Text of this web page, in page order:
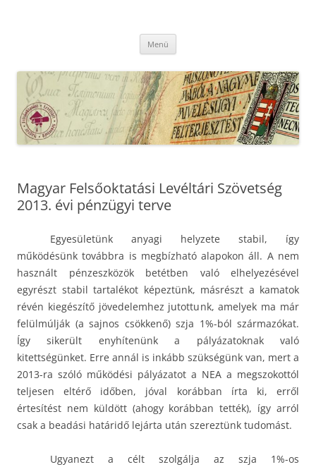
Menü
Magyar Felsőoktatási Levéltári Szövetség
2013. évi pénzügyi terve
Egyesületünk anyagi helyzete stabil, így
működésünk továbbra is megbízható alapokon áll. A nem
használt pénzeszközök betétben való elhelyezésével
egyrészt stabil tartalékot képeztünk, másrészt a kamatok
révén kiegészítő jövedelemhez jutottunk, amelyek ma már
felülmúlják (a sajnos csökkenő) szja 1%-ból származókat.
Így sikerült enyhítenünk a pályázatoknak való
kitettségünket. Erre annál is inkább szükségünk van, mert a
2013-ra szóló működési pályázatot a NEA a megszokottól
teljesen eltérő időben, jóval korábban írta ki, erről
értesítést nem küldött (ahogy korábban tették), így arról
csak a beadási határidő lejárta után szereztünk tudomást.
Ugyanezt a célt szolgálja az szja 1%-os